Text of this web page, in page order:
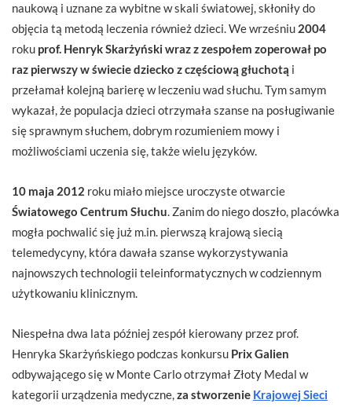
naukową i uznane za wybitne w skali światowej, skłoniły do
objęcia tą metodą leczenia również dzieci. We wrześniu 2004
roku prof. Henryk Skarżyński wraz z zespołem zoperował po
raz pierwszy w świecie dziecko z częściową głuchotą i
przełamał kolejną barierę w leczeniu wad słuchu. Tym samym
wykazał, że populacja dzieci otrzymała szanse na posługiwanie
się sprawnym słuchem, dobrym rozumieniem mowy i
możliwościami uczenia się, także wielu języków.
10 maja 2012 roku miało miejsce uroczyste otwarcie
Światowego Centrum Słuchu. Zanim do niego doszło, placówka
mogła pochwalić się już m.in. pierwszą krajową siecią
telemedycyny, która dawała szanse wykorzystywania
najnowszych technologii teleinformatycznych w codziennym
użytkowaniu klinicznym.
Niespełna dwa lata później zespół kierowany przez prof.
Henryka Skarżyńskiego podczas konkursu Prix Galien
odbywającego się w Monte Carlo otrzymał Złoty Medal w
kategorii urządzenia medyczne,za stworzenie Krajowej Sieci